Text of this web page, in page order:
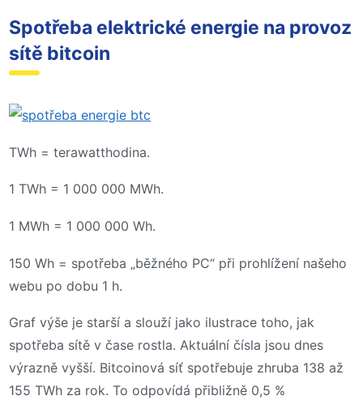
Spotřeba elektrické energie na provoz
sítě bitcoin
TWh = terawatthodina.
1 TWh = 1 000 000 MWh.
1 MWh = 1 000 000 Wh.
150 Wh = spotřeba „běžného PC“ při prohlížení našeho
webu po dobu 1 h.
Graf výše je starší a slouží jako ilustrace toho, jak
spotřeba sítě v čase rostla. Aktuální čísla jsou dnes
výrazně vyšší. Bitcoinová síť spotřebuje zhruba 138 až
155 TWh za rok. To odpovídá přibližně 0,5 %